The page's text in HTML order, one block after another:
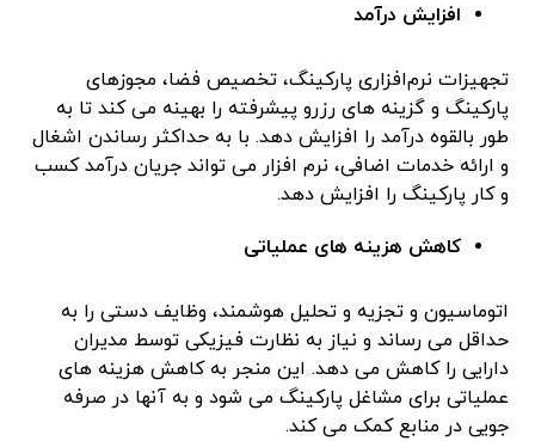
افزایش درآمد
تجهیزات نرم‌افزاری پارکینگ، تخصیص فضا، مجوزهای
پارکینگ و گزینه های رزرو پیشرفته را بهینه می کند تا به
طور بالقوه درآمد را افزایش دهد. با به حداکثر رساندن اشغال
و ارائه خدمات اضافی، نرم افزار می تواند جریان درآمد کسب
و کار پارکینگ را افزایش دهد.
کاهش هزینه های عملیاتی
اتوماسیون و تجزیه و تحلیل هوشمند، وظایف دستی را به
حداقل می رساند و نیاز به نظارت فیزیکی توسط مدیران
دارایی را کاهش می دهد. این منجر به کاهش هزینه های
عملیاتی برای مشاغل پارکینگ می شود و به آنها در صرفه
جویی در منابع کمک می کند.